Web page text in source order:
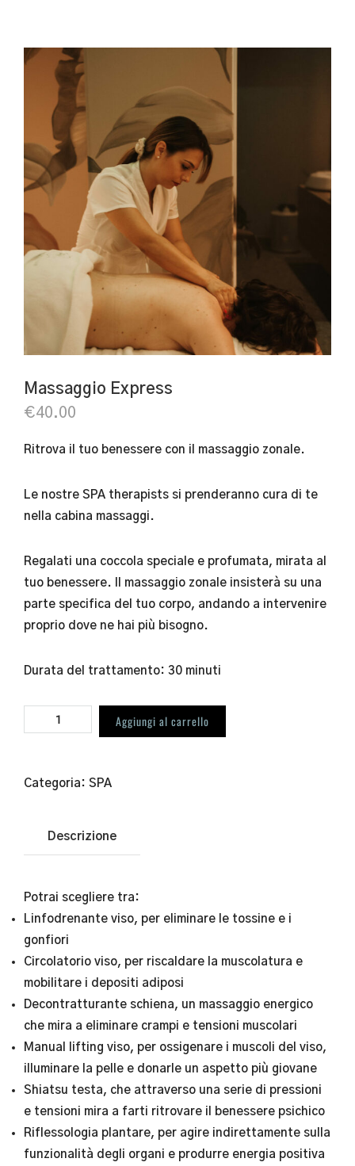
Massaggio Express
€40.00
Ritrova il tuo benessere con il massaggio zonale.
Le nostre SPA therapists si prenderanno cura di te
nella cabina massaggi.
Regalati una coccola speciale e profumata, mirata al
tuo benessere. Il massaggio zonale insisterà su una
parte specifica del tuo corpo, andando a intervenire
proprio dove ne hai più bisogno.
Durata del trattamento: 30 minuti
Aggiungi al carrello
Categoria: SPA
Descrizione
Potrai scegliere tra:
Linfodrenante viso, per eliminare le tossine e i
gonfiori
Circolatorio viso, per riscaldare la muscolatura e
mobilitare i depositi adiposi
Decontratturante schiena, un massaggio energico
che mira a eliminare crampi e tensioni muscolari
Manual lifting viso, per ossigenare i muscoli del viso,
illuminare la pelle e donarle un aspetto più giovane
Shiatsu testa, che attraverso una serie di pressioni
e tensioni mira a farti ritrovare il benessere psichico
Riflessologia plantare, per agire indirettamente sulla
funzionalità degli organi e produrre energia positiva